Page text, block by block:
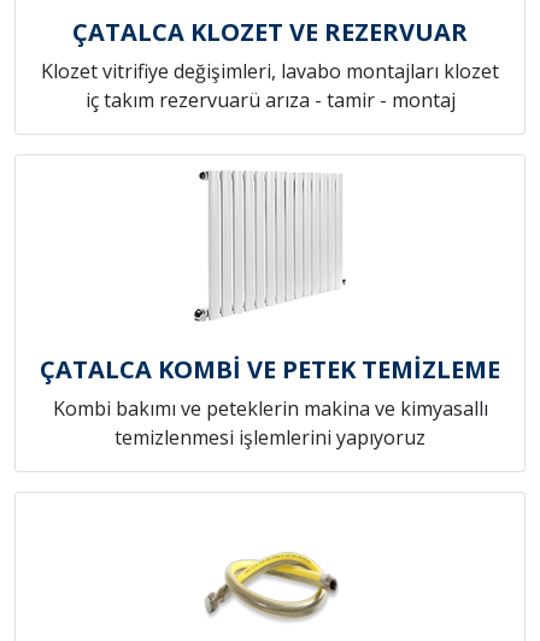
ÇATALCA KLOZET VE REZERVUAR
Klozet vitrifiye değişimleri, lavabo montajları klozet
iç takım rezervuarü arıza - tamir - montaj
ÇATALCA KOMBİ VE PETEK TEMİZLEME
Kombi bakımı ve peteklerin makina ve kimyasallı
temizlenmesi işlemlerini yapıyoruz